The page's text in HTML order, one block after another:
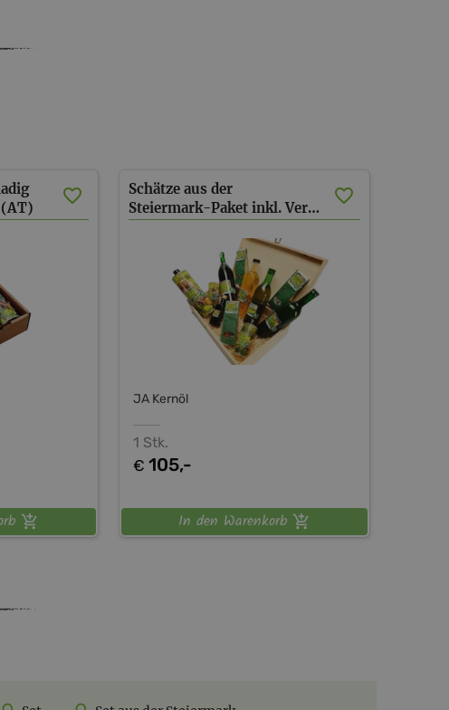
Schätze aus der
Steiermark-Paket inkl. Versand (AT)
JA Kernöl
1 Stk.
€ 105,-
In den Warenkorb